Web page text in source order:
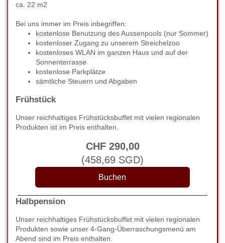
ca. 22 m2
Bei uns immer im Preis inbegriffen:
kostenlose Benutzung des Aussenpools (nur Sommer)
kostenloser Zugang zu unserem Streichelzoo
kostenloses WLAN im ganzen Haus und auf der
Sonnenterrasse
kostenlose Parkplätze
sämtliche Steuern und Abgaben
Frühstück
Unser reichhaltiges Frühstücksbuffet mit vielen regionalen
Produkten ist im Preis enthalten.
CHF 290,00
(458,69 SGD)
Halbpension
Unser reichhaltiges Frühstücksbuffet mit vielen regionalen
Produkten sowie unser 4-Gang-Überraschungsmenü am
Abend sind im Preis enthalten.